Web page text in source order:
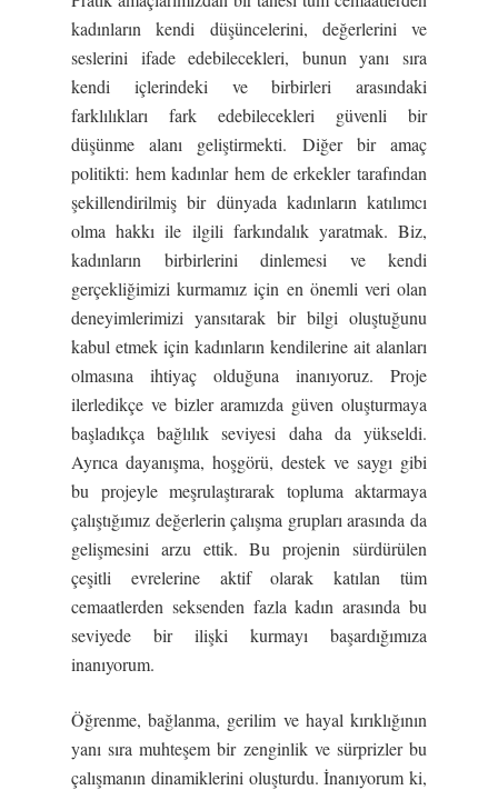
kadınların kendi düşüncelerini, değerlerini ve
seslerini ifade edebilecekleri, bunun yanı sıra
kendi içlerindeki ve birbirleri arasındaki
farklılıkları fark edebilecekleri güvenli bir
düşünme alanı geliştirmekti. Diğer bir amaç
politikti: hem kadınlar hem de erkekler tarafından
şekillendirilmiş bir dünyada kadınların katılımcı
olma hakkı ile ilgili farkındalık yaratmak. Biz,
kadınların birbirlerini dinlemesi ve kendi
gerçekliğimizi kurmamız için en önemli veri olan
deneyimlerimizi yansıtarak bir bilgi oluştuğunu
kabul etmek için kadınların kendilerine ait alanları
olmasına ihtiyaç olduğuna inanıyoruz. Proje
ilerledikçe ve bizler aramızda güven oluşturmaya
başladıkça bağlılık seviyesi daha da yükseldi.
Ayrıca dayanışma, hoşgörü, destek ve saygı gibi
bu projeyle meşrulaştırarak topluma aktarmaya
çalıştığımız değerlerin çalışma grupları arasında da
gelişmesini arzu ettik. Bu projenin sürdürülen
çeşitli evrelerine aktif olarak katılan tüm
cemaatlerden seksenden fazla kadın arasında bu
seviyede bir ilişki kurmayı başardığımıza
inanıyorum.
Öğrenme, bağlanma, gerilim ve hayal kırıklığının
yanı sıra muhteşem bir zenginlik ve sürprizler bu
çalışmanın dinamiklerini oluşturdu. İnanıyorum ki,